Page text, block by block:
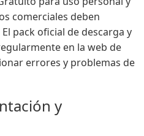
comerciales deben
pack oficial de descarga y
en la web de
errores y problemas de
y